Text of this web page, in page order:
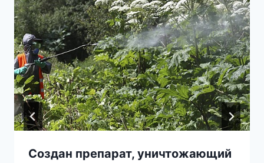
Создан препарат, уничтожающий